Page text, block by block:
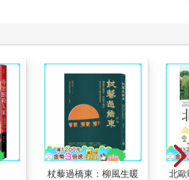
杖藜過橋東：柳風生暖
北